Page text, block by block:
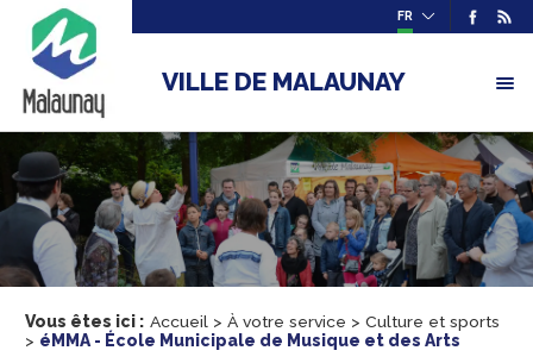
FR
VILLE DE MALAUNAY
Vous êtes ici : Accueil > À votre service > Culture et sports
> éMMA - École Municipale de Musique et des Arts